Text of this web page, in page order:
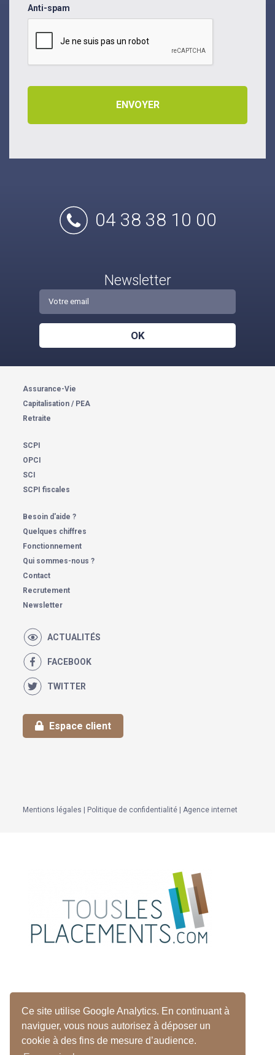
Ce site utilise Google Analytics. En continuant à
naviguer, vous nous autorisez à déposer un
cookie à des fins de mesure d’audience.
Anti-spam
04 38 38 10 00
Newsletter
OK
Assurance-Vie
Capitalisation / PEA
Retraite
SCPI
OPCI
SCI
SCPI fiscales
Besoin d'aide ?
Quelques chiffres
Fonctionnement
Qui sommes-nous ?
Contact
Recrutement
Newsletter
ACTUALITÉS
FACEBOOK
TWITTER
Espace client
Mentions légales Politique de confidentialité |Agence internet
Vos placements financiers
à frais négociés